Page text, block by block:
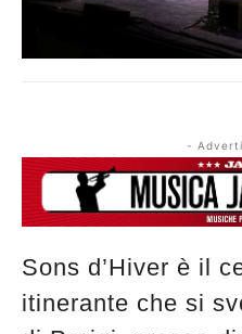
-
Sons d’Hiver è il
itinerante che si